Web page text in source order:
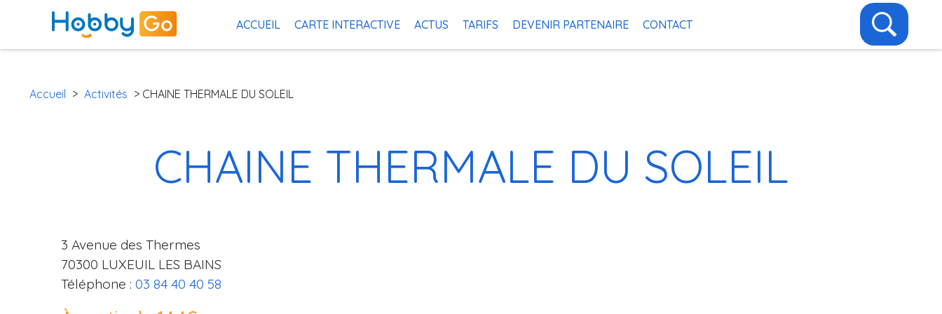
ACCUEIL CARTE INTERACTIVE ACTUS TARIFS DEVENIR PARTENAIRE CONTACT
Accueil > Activités > CHAINE THERMALE DU SOLEIL
CHAINE THERMALE DU SOLEIL
3 Avenue des Thermes
70300 LUXEUIL LES BAINS
Téléphone : 03 84 40 40 58